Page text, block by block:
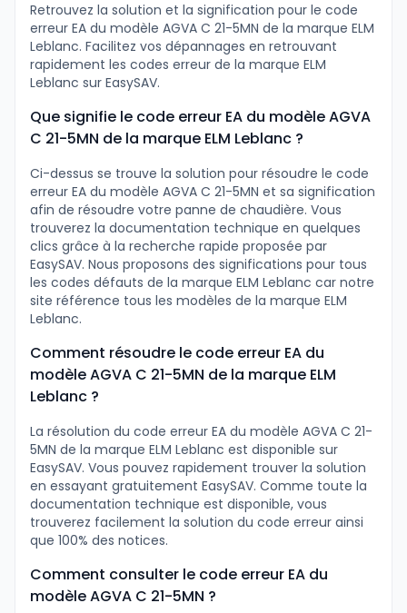
Retrouvez la solution et la signification pour le code
erreur EA du modèle AGVA C 21-5MN de la marque ELM
Leblanc. Facilitez vos dépannages en retrouvant
rapidement les codes erreur de la marque ELM
Leblanc sur EasySAV.
Que signifie le code erreur EA du modèle AGVA
C 21-5MN de la marque ELM Leblanc ?
Ci-dessus se trouve la solution pour résoudre le code
erreur EA du modèle AGVA C 21-5MN et sa signification
afin de résoudre votre panne de chaudière. Vous
trouverez la documentation technique en quelques
clics grâce à la recherche rapide proposée par
EasySAV. Nous proposons des significations pour tous
les codes défauts de la marque ELM Leblanc car notre
site référence tous les modèles de la marque ELM
Leblanc.
Comment résoudre le code erreur EA du
modèle AGVA C 21-5MN de la marque ELM
Leblanc ?
La résolution du code erreur EA du modèle AGVA C 21-
5MN de la marque ELM Leblanc est disponible sur
EasySAV. Vous pouvez rapidement trouver la solution
en essayant gratuitement EasySAV. Comme toute la
documentation technique est disponible, vous
trouverez facilement la solution du code erreur ainsi
que 100% des notices.
Comment consulter le code erreur EA du
modèle AGVA C 21-5MN ?